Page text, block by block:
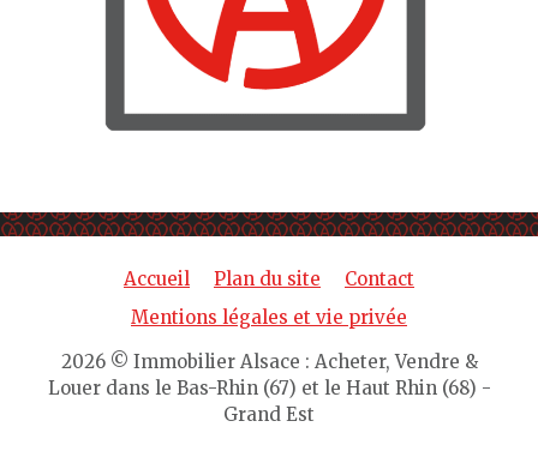
Accueil Plan du site
Contact
Mentions légales et vie privée
2026 © Immobilier Alsace : Acheter, Vendre &
Louer dans le Bas-Rhin (67) et le Haut Rhin (68) -
Grand Est